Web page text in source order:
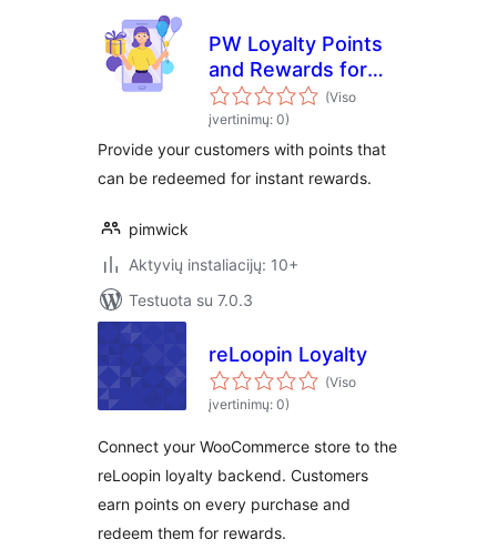
PW Loyalty Points
and Rewards for
WooCommerce
(Viso
įvertinimų: 0)
Provide your customers with points that
can be redeemed for instant rewards.
pimwick
Aktyvių instaliacijų: 10+
Testuota su 7.0.3
reLoopin Loyalty
(Viso
įvertinimų: 0)
Connect your WooCommerce store to the
reLoopin loyalty backend. Customers
earn points on every purchase and
redeem them for rewards.